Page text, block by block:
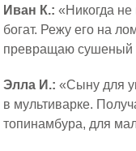
Иван К.: «Никогда
богат. Режу его на
превращаю сушеный
Элла И.: «Сыну для
в мультиварке.
топинамбура, для